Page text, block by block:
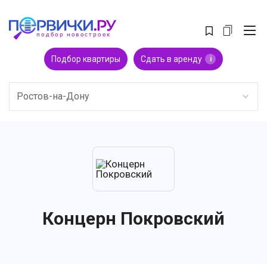
Подбор квартиры Сдать в аренду i
Ростов-на-Дону
Концерн Покровский